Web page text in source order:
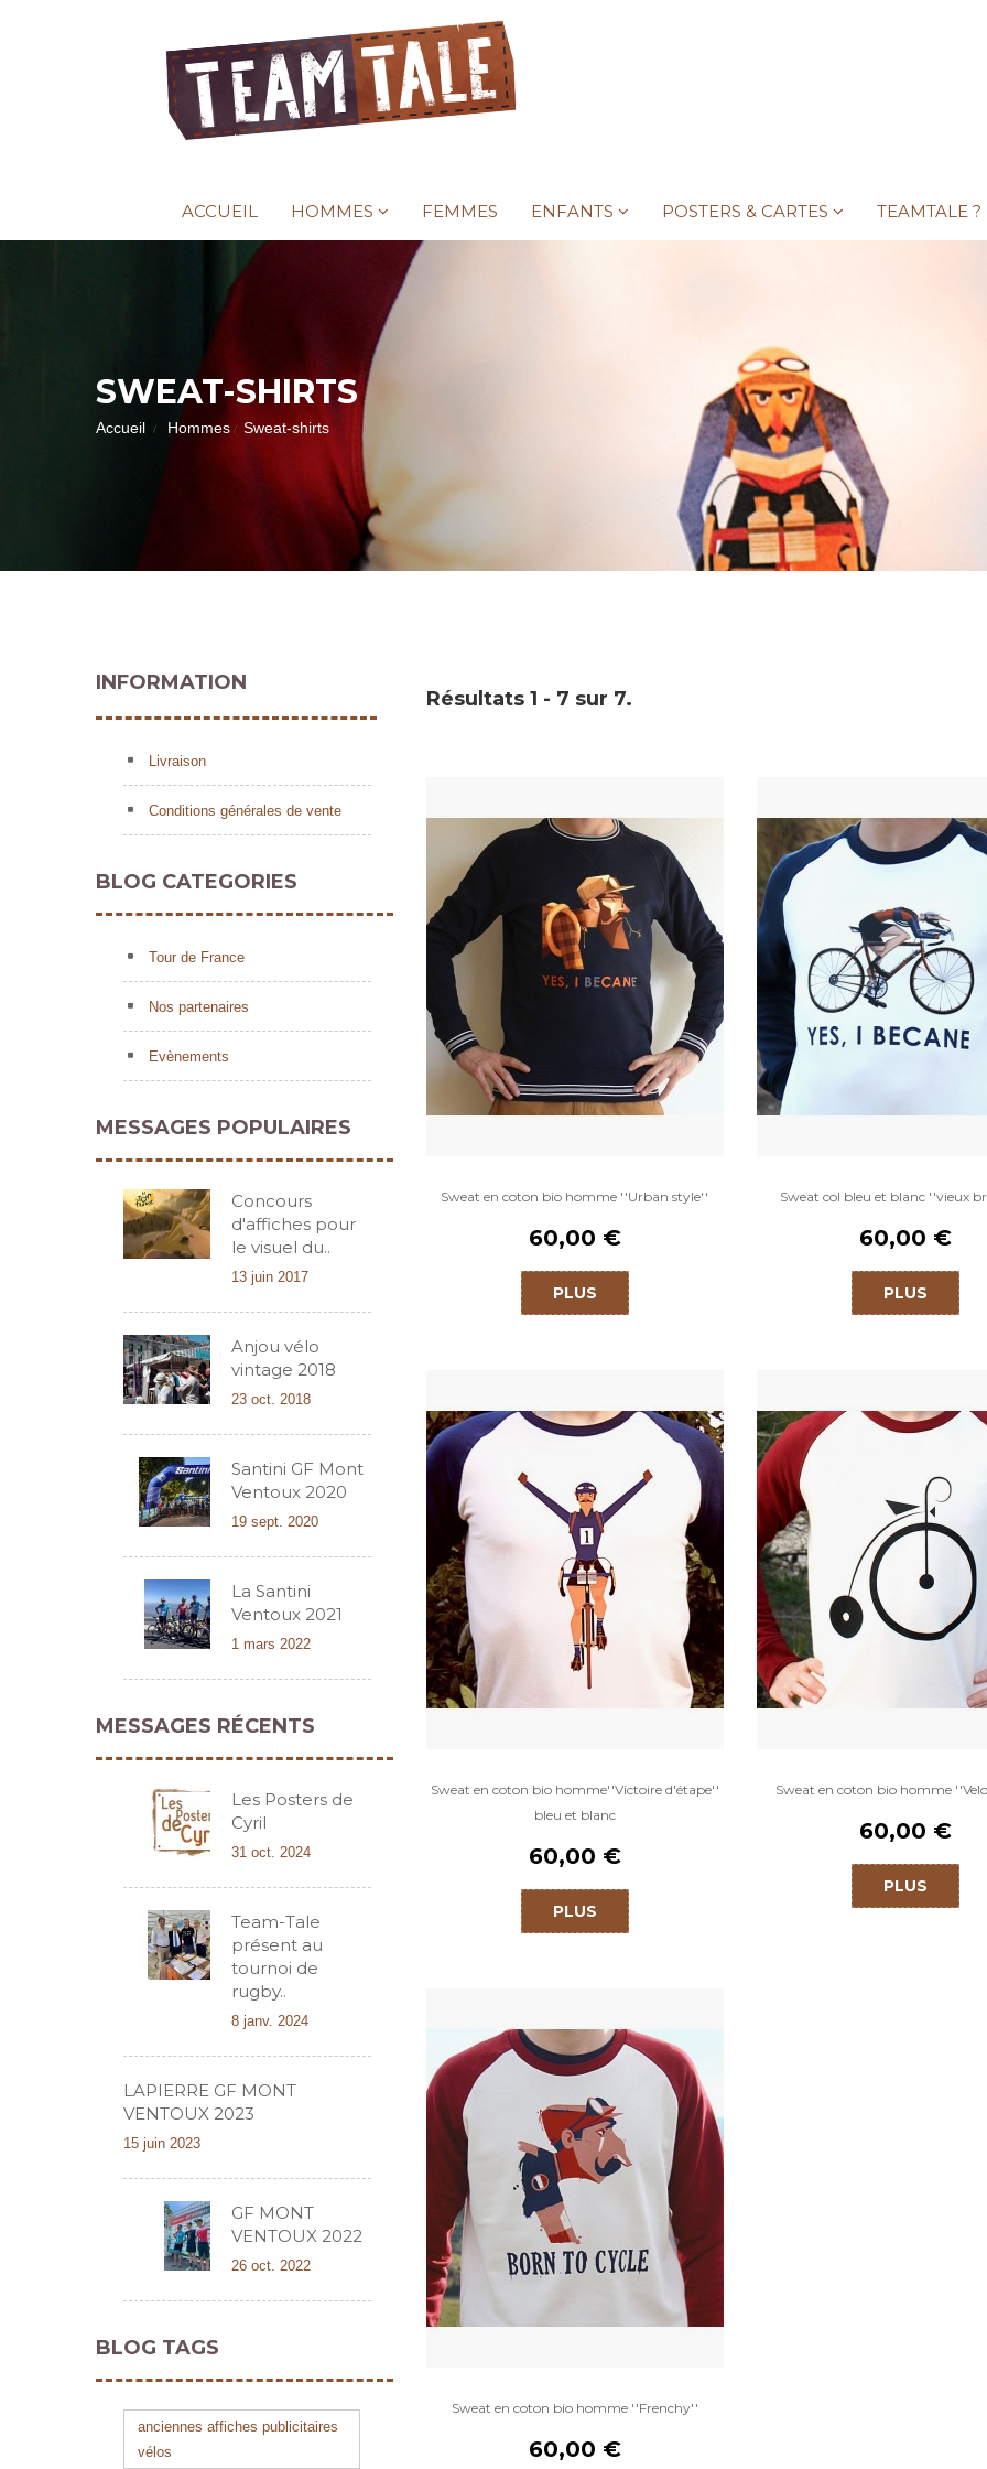
ACCUEIL HOMMES FEMMES ENFANTS POSTERS & CARTES TEAMTALE ?
SWEAT-SHIRTS
Accueil Hommes Sweat-shirts
Résultats 1 - 7 sur 7.
Sweat en coton bio homme ''Urban style''
60,00 €
PLUS
Sweat col bleu et blanc ''vieux
60,00 €
PLUS
Sweat en coton bio homme''Victoire d'étape''
bleu et blanc
60,00 €
PLUS
Sweat en coton bio homme
60,00 €
PLUS
Sweat en coton bio homme ''Frenchy''
60,00 €
INFORMATION
Livraison
Conditions générales de vente
BLOG CATEGORIES
Tour de France
Nos partenaires
Evènements
MESSAGES POPULAIRES
Concours
d'affiches pour
le visuel du..
13 juin 2017
Anjou vélo
vintage 2018
23 oct. 2018
Santini GF Mont
Ventoux 2020
19 sept. 2020
La Santini
Ventoux 2021
1 mars 2022
MESSAGES RÉCENTS
Les Posters de
Cyril
31 oct. 2024
Team-Tale
présent au
tournoi de
rugby..
8 janv. 2024
LAPIERRE GF MONT
VENTOUX 2023
15 juin 2023
GF MONT
VENTOUX 2022
26 oct. 2022
BLOG TAGS
anciennes affiches publicitaires
vélos